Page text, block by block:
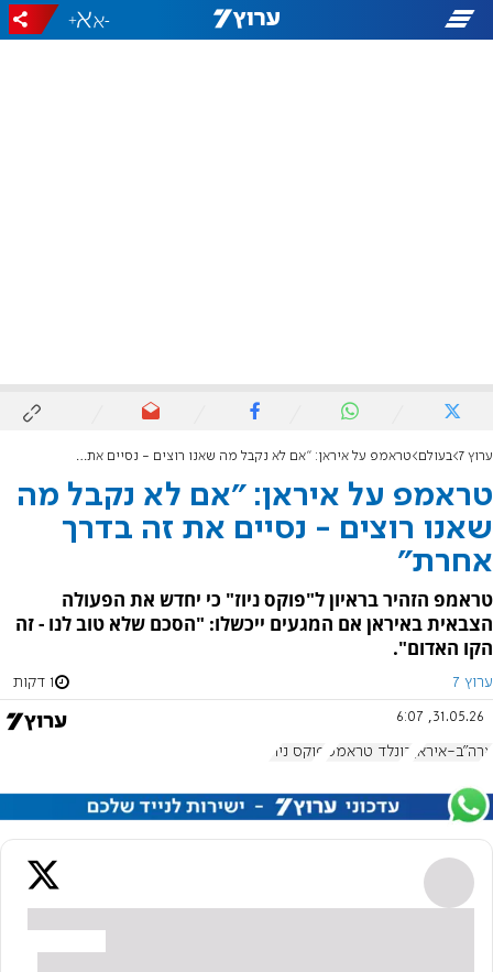
-
+
ערוץ 7 בעולם טראמפ על איראן: "אם לא נקבל מה שאנו רוצים - נסיים את זה בדרך אחרת"
טראמפ על איראן: "אם לא נקבל מה
שאנו רוצים - נסיים את זה בדרך
אחרת"
טראמפ הזהיר בראיון ל"פוקס ניוז" כי יחדש את הפעולה
הצבאית באיראן אם המגעים ייכשלו: "הסכם שלא טוב לנו - זה
הקו האדום".
ערוץ 7 1 דקות
31.05.26, 6:07
ארה"ב-איראן דונלד טראמפ פוקס ניוז